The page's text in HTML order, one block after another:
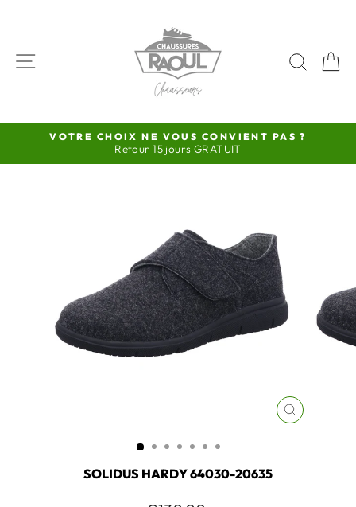
NAVIGATION
Diaporama
Pause
VOTRE CHOIX NE VOUS CONVIENT PAS ?
Retour 15 jours GRATUIT
FERMER
SOLIDUS HARDY 64030-20635